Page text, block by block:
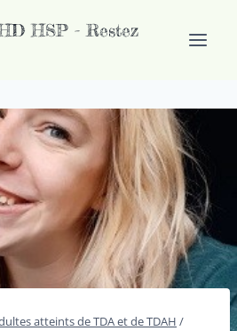
HSP - Restez
atteints de TDA et de TDAH /